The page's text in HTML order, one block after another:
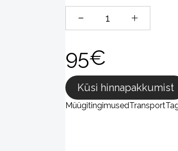
95€
Küsi hinnapakkumist
MüügitingimusedTransport